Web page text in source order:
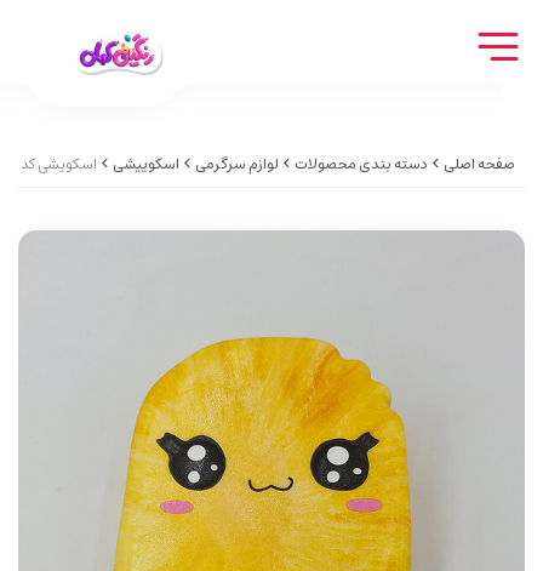
صفحه اصلی دسته بندی محصولات لوازم سرگرمی اسکوییشی اسکویشی کد 10